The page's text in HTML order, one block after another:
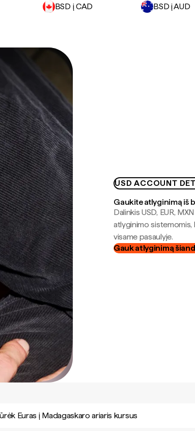
BSD į CAD BSD į AUD
USD ACCOUNT
Gaukite atlyginimą iš
Dalinkis USD, EUR,
atlyginimo
visame pasaulyje.
Gauk atlyginimą
Euras į Madagaskaro ariaris kursus